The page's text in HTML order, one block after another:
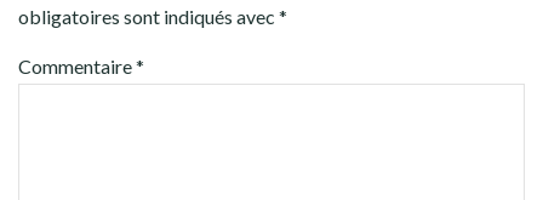
obligatoires sont indiqués avec *
Commentaire*